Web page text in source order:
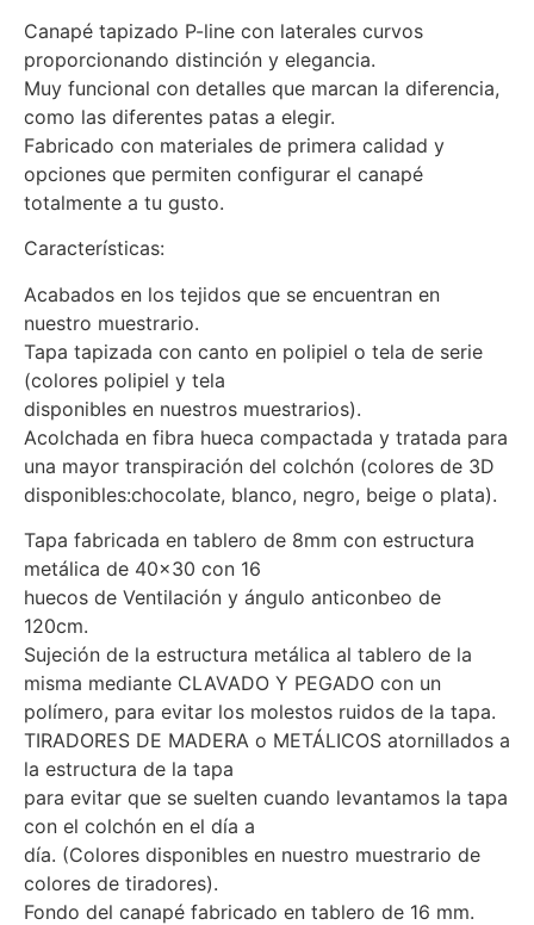
Canapé tapizado P-line con laterales curvos
proporcionando distinción y elegancia.
Muy funcional con detalles que marcan la diferencia,
como las diferentes patas a elegir.
Fabricado con materiales de primera calidad y
opciones que permiten configurar el canapé
totalmente a tu gusto.
Características:
Acabados en los tejidos que se encuentran en
nuestro muestrario.
Tapa tapizada con canto en polipiel o tela de serie
(colores polipiel y tela
disponibles en nuestros muestrarios).
Acolchada en fibra hueca compactada y tratada para
una mayor transpiración del colchón (colores de 3D
disponibles:chocolate, blanco, negro, beige o plata).
Tapa fabricada en tablero de 8mm con estructura
metálica de 40×30 con 16
huecos de Ventilación y ángulo anticonbeo de
120cm.
Sujeción de la estructura metálica al tablero de la
misma mediante CLAVADO Y PEGADO con un
polímero, para evitar los molestos ruidos de la tapa.
TIRADORES DE MADERA o METÁLICOS atornillados a
la estructura de la tapa
para evitar que se suelten cuando levantamos la tapa
con el colchón en el día a
día. (Colores disponibles en nuestro muestrario de
colores de tiradores).
Fondo del canapé fabricado en tablero de 16 mm.